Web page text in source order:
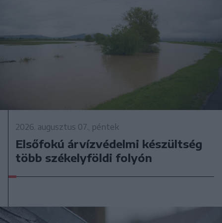
2026. augusztus 07., péntek
Elsőfokú árvízvédelmi készültség
több székelyföldi folyón